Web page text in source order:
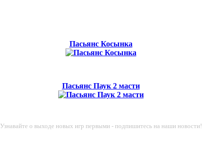
Пасьянс Косынка
Пасьянс Паук 2 масти
Узнавайте о выходе новых игр первыми - подпишитесь на наши новости!